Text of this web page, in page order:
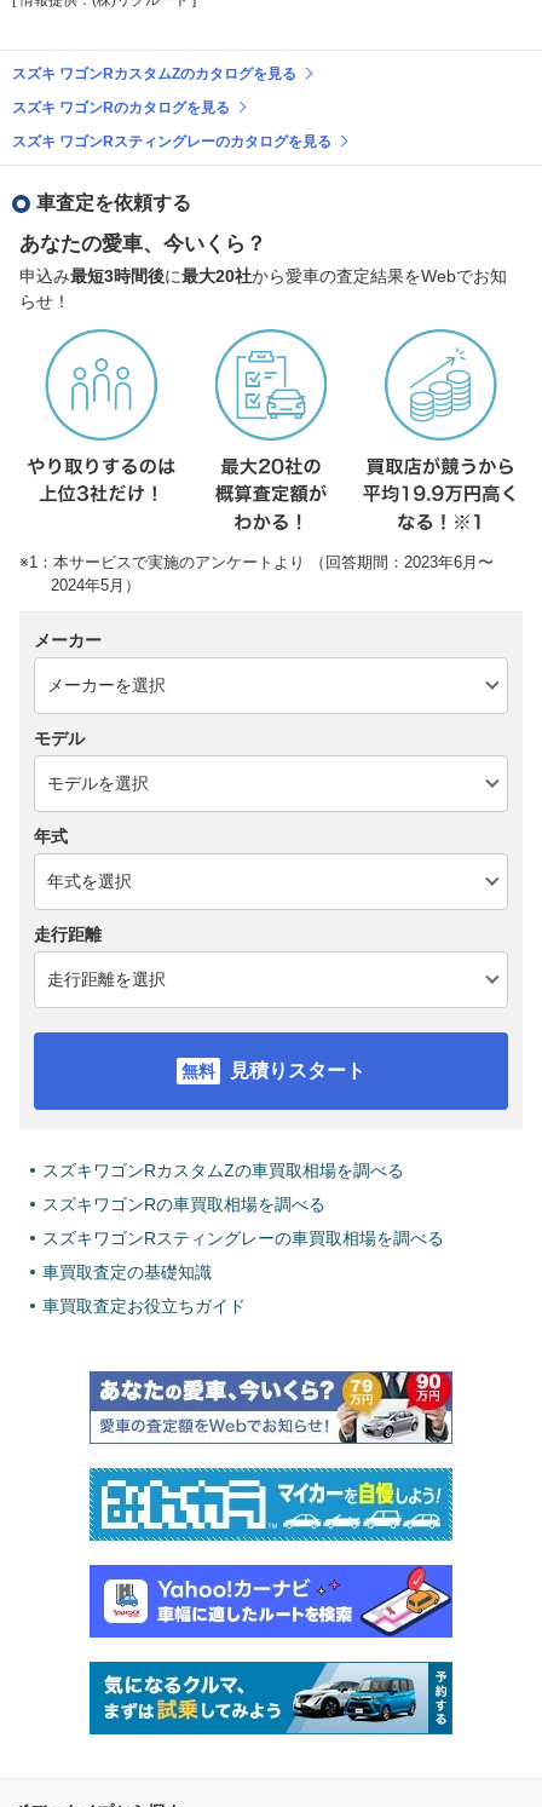
スズキ ワゴンRカスタムZのカタログを見る
スズキ ワゴンRのカタログを見る
スズキ ワゴンRスティングレーのカタログを見る
車査定を依頼する
あなたの愛車、今いくら？
申込み最短3時間後に最大20社から愛車の査定結果をWebでお知
らせ！
※1：本サービスで実施のアンケートより （回答期間：2023年6月〜
2024年5月）
メーカー
モデル
年式
走行距離
見積りスタート
スズキワゴンRカスタムZの車買取相場を調べる
スズキワゴンRの車買取相場を調べる
スズキワゴンRスティングレーの車買取相場を調べる
車買取査定の基礎知識
車買取査定お役立ちガイド